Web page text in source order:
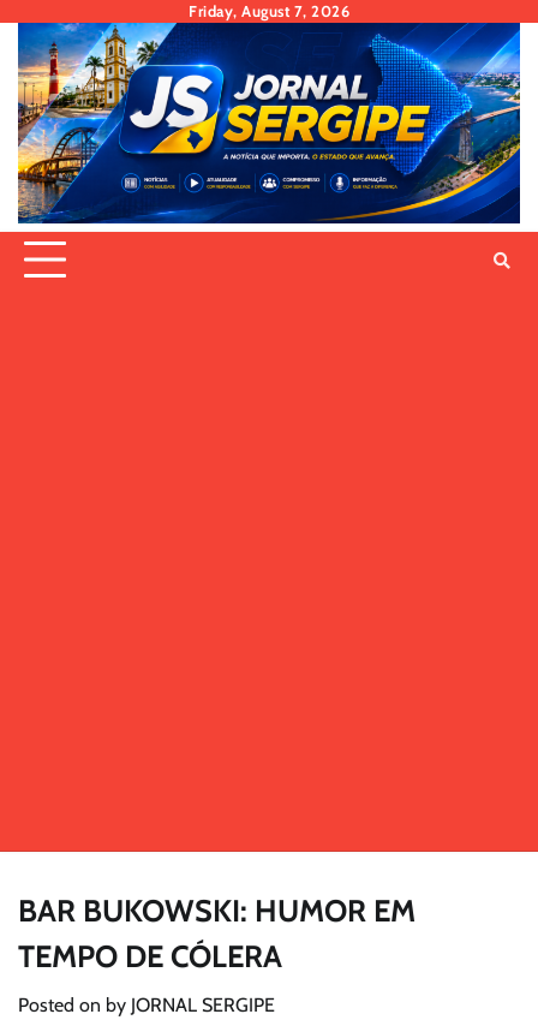
content
Friday, August 7, 2026
BAR BUKOWSKI: HUMOR EM
TEMPO DE CÓLERA
Posted on by JORNAL SERGIPE